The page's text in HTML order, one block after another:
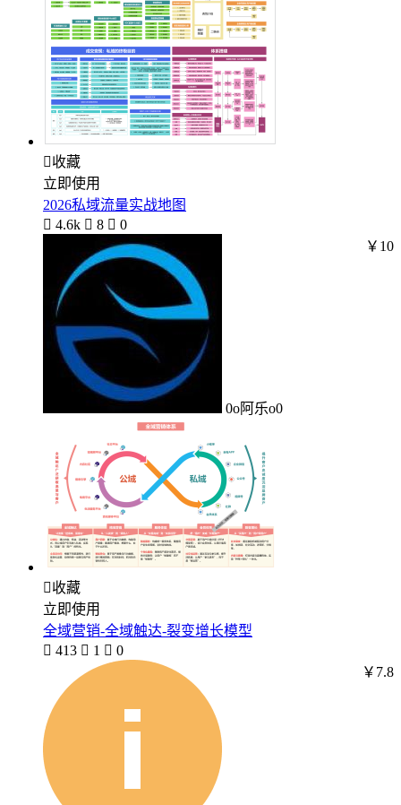
收藏
立即使用
2026私域流量实战地图
 4.6k  8  0
0o阿乐o0
￥10
收藏
立即使用
全域营销-全域触达-裂变增长模型
 413  1  0
￥7.8